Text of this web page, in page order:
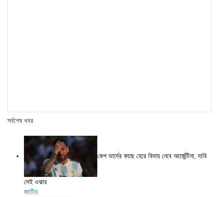
সর্বশেষ খবর
কেপ ভার্দের কাছে হেরে বিদায় নেবে আর্জেন্টিনা, দাবি
সেই ওঝার
জাতীয়